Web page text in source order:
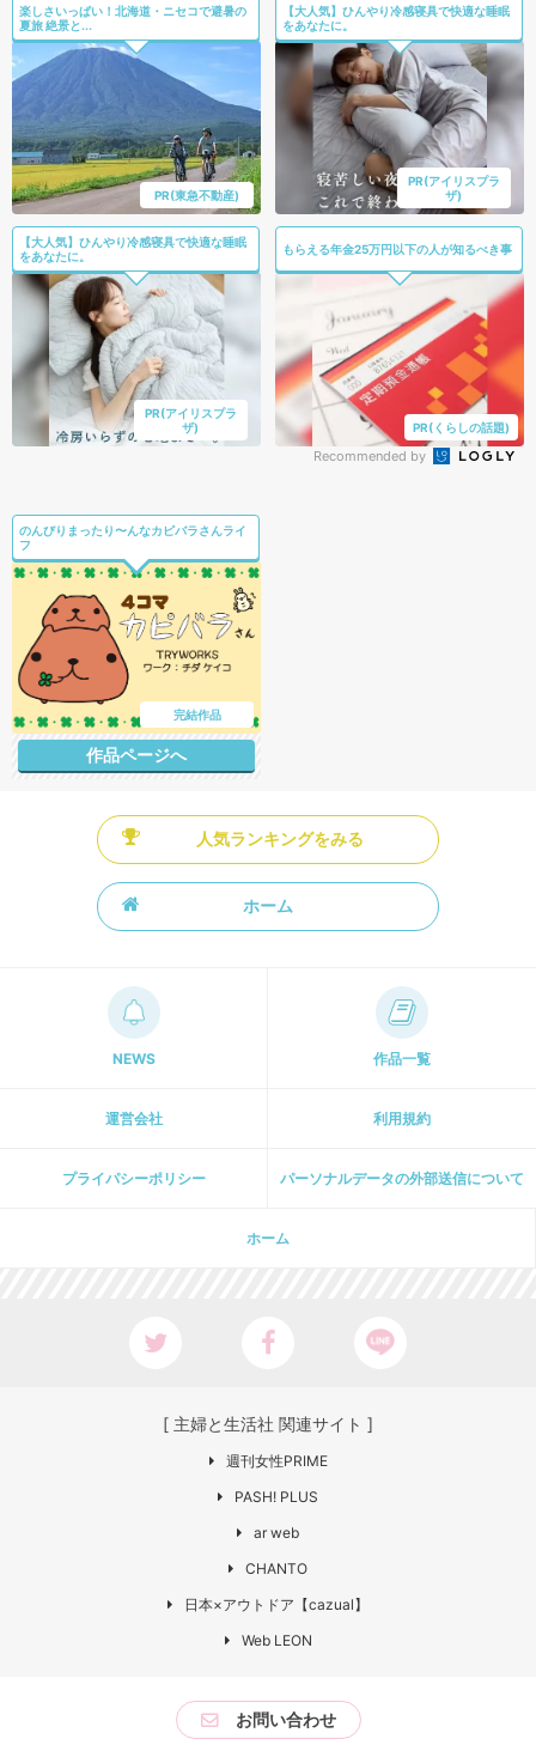
楽しさいっぱい！北海道・ニセコで避暑の
夏旅 絶景と...
PR(東急不動産)
【大人気】ひんやり冷感寝具で快適な睡眠
をあなたに。
PR(アイリスプラ
ザ)
【大人気】ひんやり冷感寝具で快適な睡眠
をあなたに。
PR(アイリスプラ
ザ)
もらえる年金25万円以下の人が知るべき事
PR(くらしの話題)
Recommended by
のんびりまったり〜んなカピバラさんライ
フ
完結作品
作品ページへ
人気ランキングをみる
ホーム
NEWS 作品一覧
運営会社 利用規約
プライパシーポリシー パーソナルデータの外部送信について
ホーム
[ 主婦と生活社 関連サイト ]
週刊女性PRIME
PASH! PLUS
ar web
CHANTO
日本×アウトドア【cazual】
Web LEON
お問い合わせ